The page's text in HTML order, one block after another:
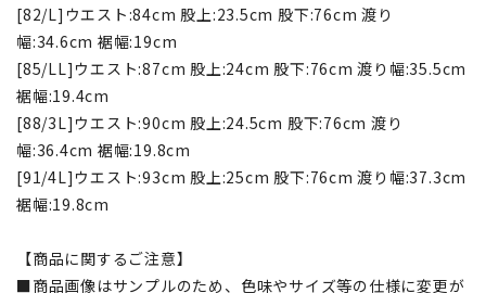
[82/L]ウエスト:84cm 股上:23.5cm 股下:76cm 渡り
幅:34.6cm 裾幅:19cm
[85/LL]ウエスト:87cm 股上:24cm 股下:76cm 渡り幅:35.5cm
裾幅:19.4cm
[88/3L]ウエスト:90cm 股上:24.5cm 股下:76cm 渡り
幅:36.4cm 裾幅:19.8cm
[91/4L]ウエスト:93cm 股上:25cm 股下:76cm 渡り幅:37.3cm
裾幅:19.8cm
【商品に関するご注意】
■商品画像はサンプルのため、色味やサイズ等の仕様に変更が